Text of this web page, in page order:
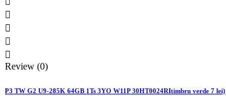




Review (0)
P3 TW G2 U9-285K 64GB 1Ts 3YO W11P 30HT0024RItimbru verde 7 lei)